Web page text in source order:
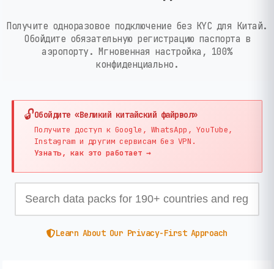
Получите одноразовое подключение без KYC для Китай.
Обойдите обязательную регистрацию паспорта в
аэропорту. Мгновенная настройка, 100%
конфиденциально.
🔓Обойдите «Великий китайский файрвол»
Получите доступ к Google, WhatsApp, YouTube,
Instagram и другим сервисам без VPN.
Узнать, как это работает →
Learn About Our Privacy-First Approach